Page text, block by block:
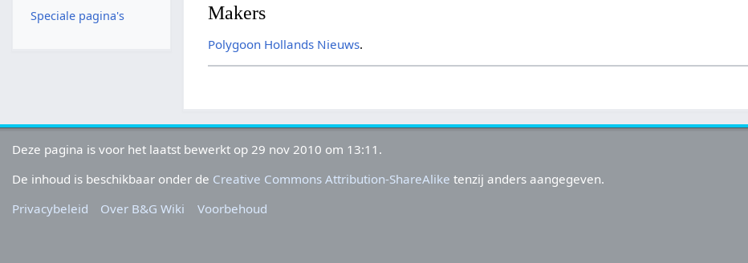
Makers
Polygoon Hollands Nieuws.
Speciale pagina's
Deze pagina is voor het laatst bewerkt op 29 nov 2010 om 13:11.
De inhoud is beschikbaar onder de Creative Commons Attribution-ShareAlike tenzij anders aangegeven.
Privacybeleid
Over B&G Wiki Voorbehoud